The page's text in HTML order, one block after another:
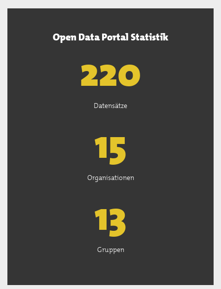
Open Data Portal Statistik
222
Datensätze
15
Organisationen
13
Gruppen